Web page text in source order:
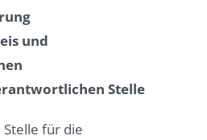
und
Stelle
für die